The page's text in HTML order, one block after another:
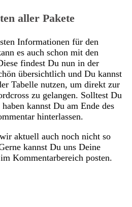
aller Pakete
Informationen für den
es auch schon mit den
findest Du nun in der
übersichtlich und Du kannst
Tabelle nutzen, um direkt zur
zu gelangen. Solltest Du
kannst Du am Ende des
hinterlassen.
aktuell auch noch nicht so
kannst Du uns Deine
Kommentarbereich posten.